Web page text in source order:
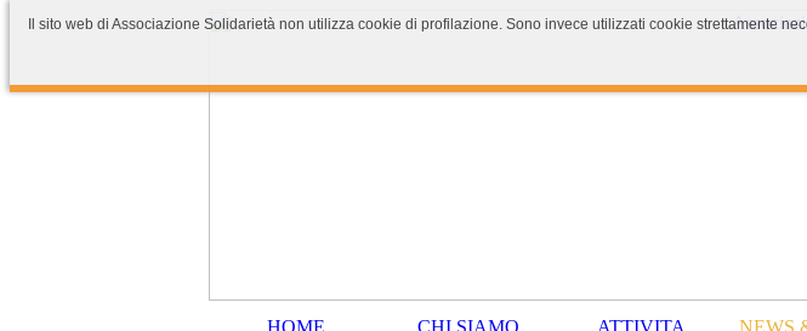
HOME CHI SIAMO ATTIVITA NEWS
Il sito web di Associazione Solidarietà non utilizza cookie di profilazione. Sono invece utilizzati cookie strettamente